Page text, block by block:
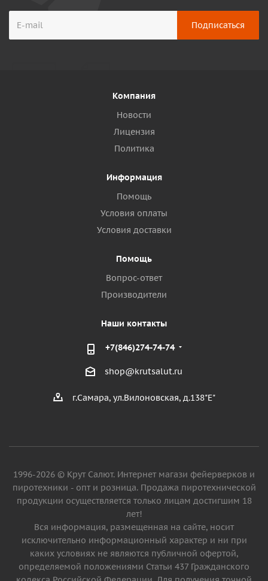
Компания
Новости
Лицензия
Политика
Информация
Помощь
Условия оплаты
Условия доставки
Помощь
Вопрос-ответ
Производители
Наши контакты
+7(846)274-74-74
shop@krutsalut.ru
г.Самара, ул.Вилоновская, д.138"Е"
1996-2026 © Крут Салют. Интернет магази фейерверков и
пиротехники - опт и розница. Продажа пиротехнической
продукции осуществляется только лицам достигшим 18
лет!
Вся информация, размещенная на сайте, носит
исключительно информационный характер и ни при
каких условиях не являются публичной офертой,
определяемой положениями Статьи 437 Гражданского